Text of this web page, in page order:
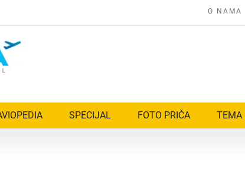
O NAMA
SPECIJAL FOTO PRIČA TEMA